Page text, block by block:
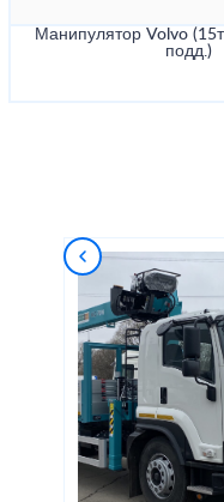
Манипулятор Volvo
подд.)